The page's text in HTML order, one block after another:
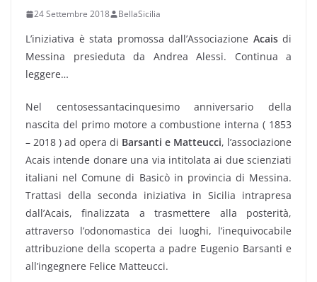
24 Settembre 2018 BellaSicilia
L’iniziativa è stata promossa dall’Associazione Acaisdi
Messina presieduta da Andrea Alessi. Continua a
leggere…
Nel centosessantacinquesimo anniversario della
nascita del primo motore a combustione interna ( 1853
– 2018 ) ad opera di Barsanti e Matteucci, l’associazione
Acais intende donare una via intitolata ai due scienziati
italiani nel Comune di Basicò in provincia di Messina.
Trattasi della seconda iniziativa in Sicilia intrapresa
dall’Acais, finalizzata a trasmettere alla posterità,
attraverso l’odonomastica dei luoghi, l’inequivocabile
attribuzione della scoperta a padre Eugenio Barsanti e
all’ingegnere Felice Matteucci.